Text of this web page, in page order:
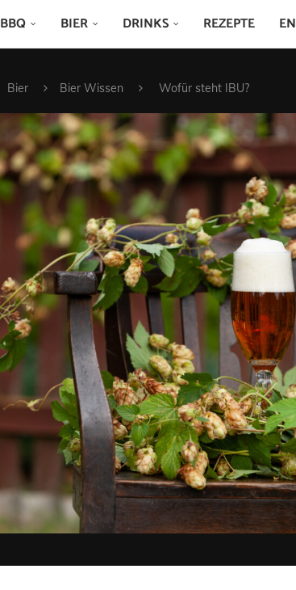
BBQ BIER DRINKS REZEPTE
Bier Bier Wissen Wofür steht IBU?